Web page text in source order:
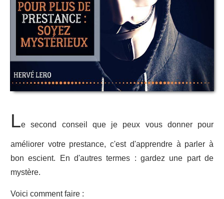
Le second conseil que je peux vous donner pour
améliorer votre prestance, c'est d'apprendre à parler à
bon escient. En d'autres termes : gardez une part de
mystère.
Voici comment faire :